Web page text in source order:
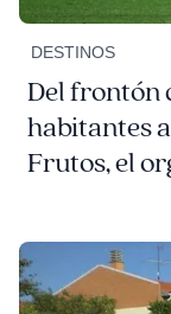
DESTINOS
Del frontón
habitantes
Frutos, el